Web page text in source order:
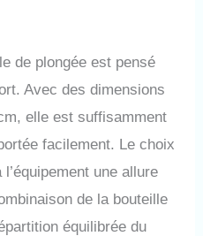
et une vanne
être connecté.
gratuite de 2L et
détendeurs S700 pour
deux bouteilles de
à l'aide du
S700MAX pour
de plongée est pensé
Avec des dimensions
elle est suffisamment
facilement. Le choix
une allure
de la bouteille
équilibrée du